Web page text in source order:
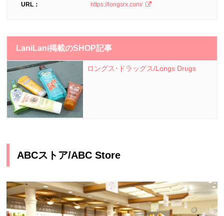
URL： https://longsrx.com/
LaniLani掲載のSHOP記事
ロングス･ドラッグス/Longs Drugs
ABCストア/ABC Store